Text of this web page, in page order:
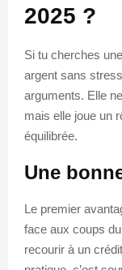
2025 ?
Si tu cherches
argent sans
arguments. Elle
mais elle joue un
équilibrée.
Une
Le premier
face aux coups
recourir à un